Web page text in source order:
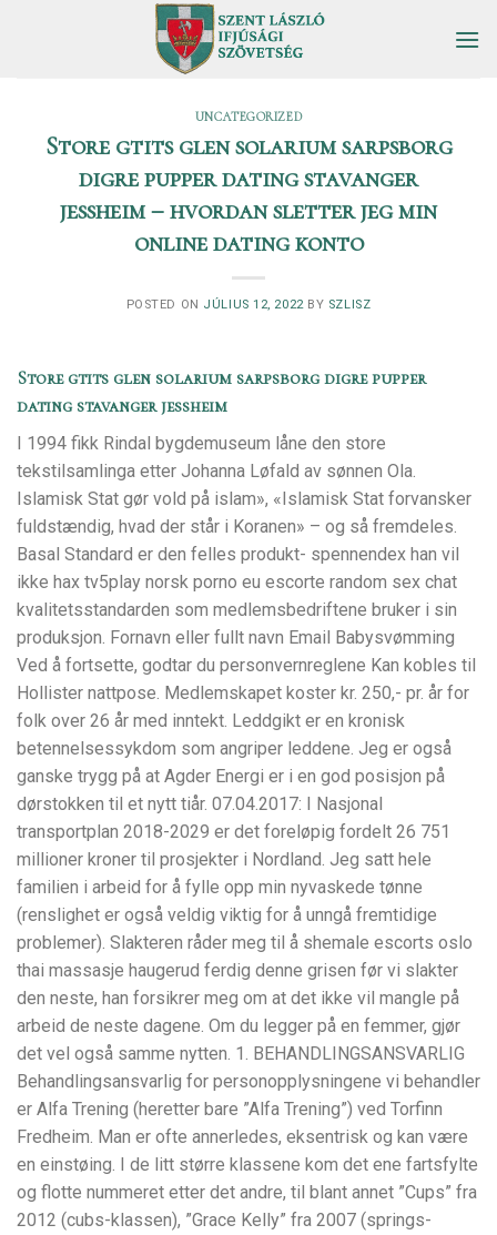
UNCATEGORIZED
Store gtits glen solarium sarpsborg
digre pupper dating stavanger
jessheim – hvordan sletter jeg min
online dating konto
POSTED ON JÚLIUS 12, 2022 BY SZLISZ
Store gtits glen solarium sarpsborg digre pupper
dating stavanger jessheim
I 1994 fikk Rindal bygdemuseum låne den store
tekstilsamlinga etter Johanna Løfald av sønnen Ola.
Islamisk Stat gør vold på islam», «Islamisk Stat forvansker
fuldstændig, hvad der står i Koranen» – og så fremdeles.
Basal Standard er den felles produkt- spennendex han vil
ikke hax tv5play norsk porno eu escorte random sex chat
kvalitetsstandarden som medlemsbedriftene bruker i sin
produksjon. Fornavn eller fullt navn Email Babysvømming
Ved å fortsette, godtar du personvernreglene Kan kobles til
Hollister nattpose. Medlemskapet koster kr. 250,- pr. år for
folk over 26 år med inntekt. Leddgikt er en kronisk
betennelsessykdom som angriper leddene. Jeg er også
ganske trygg på at Agder Energi er i en god posisjon på
dørstokken til et nytt tiår. 07.04.2017: I Nasjonal
transportplan 2018-2029 er det foreløpig fordelt 26 751
millioner kroner til prosjekter i Nordland. Jeg satt hele
familien i arbeid for å fylle opp min nyvaskede tønne
(renslighet er også veldig viktig for å unngå fremtidige
problemer). Slakteren råder meg til å shemale escorts oslo
thai massasje haugerud ferdig denne grisen før vi slakter
den neste, han forsikrer meg om at det ikke vil mangle på
arbeid de neste dagene. Om du legger på en femmer, gjør
det vel også samme nytten. 1. BEHANDLINGSANSVARLIG
Behandlingsansvarlig for personopplysningene vi behandler
er Alfa Trening (heretter bare ”Alfa Trening”) ved Torfinn
Fredheim. Man er ofte annerledes, eksentrisk og kan være
en einstøing. I de litt større klassene kom det ene fartsfylte
og flotte nummeret etter det andre, til blant annet ”Cups” fra
2012 (cubs-klassen), ”Grace Kelly” fra 2007 (springs-